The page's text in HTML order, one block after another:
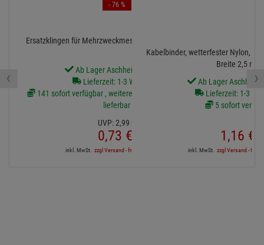
Ersatzklingen für Mehrzweckmesser, 10er Pack - 18 mm
Ab Lager Aschheim lieferbar
Lieferzeit: 1-3 Werktage
141 sofort verfügbar , weitere Artikel ab Zentrallager
lieferbar
UVP:2,99 €
0,73 €
inkl. MwSt. zzgl Versand - frei ab 90,-€ in DE
- 76 %
Kabelbinder, wetterfester Nylon,
Breite 2,5 mm
Ab Lager
Lieferzeit: 1-3
5 sofort
1,16 €
inkl. MwSt. zzgl Versand - frei
‹ ›